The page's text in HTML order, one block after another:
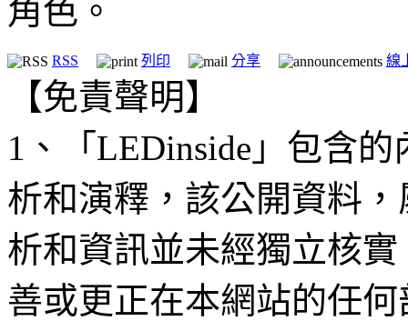
角色。
RSS 列印 分享 線
【免責聲明】
1、「LEDinside」包含
析和演釋，該公開資料
析和資訊並未經獨立核
善或更正在本網站的任